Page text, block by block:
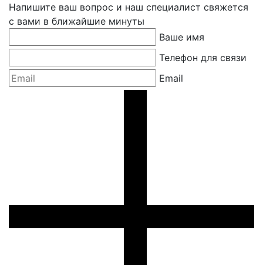
Напишите ваш вопрос и наш специалист свяжется
с вами в ближайшие минуты
Ваше имя
Телефон для связи
Email